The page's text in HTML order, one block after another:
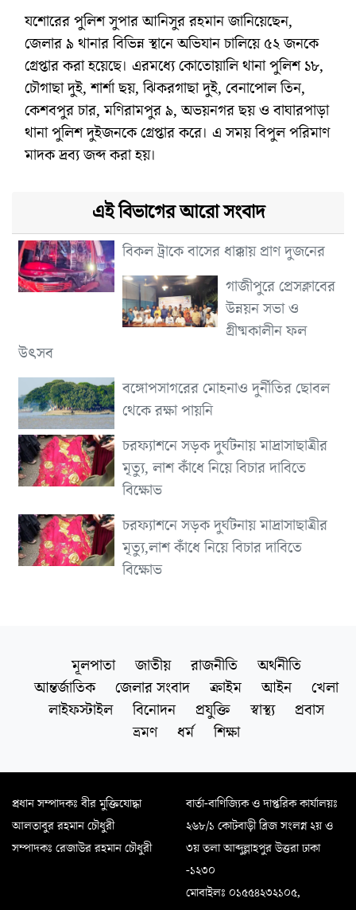
যশোরের পুলিশ সুপার আনিসুর রহমান জানিয়েছেন,
জেলার ৯ থানার বিভিন্ন স্থানে অভিযান চালিয়ে ৫২ জনকে
গ্রেপ্তার করা হয়েছে। এরমধ্যে কোতোয়ালি থানা পুলিশ ১৮,
চৌগাছা দুই, শার্শা ছয়, ঝিকরগাছা দুই, বেনাপোল তিন,
কেশবপুর চার, মণিরামপুর ৯, অভয়নগর ছয় ও বাঘারপাড়া
থানা পুলিশ দুইজনকে গ্রেপ্তার করে। এ সময় বিপুল পরিমাণ
মাদক দ্রব্য জব্দ করা হয়।
এই বিভাগের আরো সংবাদ
বিকল ট্রাকে বাসের ধাক্কায় প্রাণ দুজনের
গাজীপুরে প্রেসক্লাবের
উন্নয়ন সভা ও
গ্রীষ্মকালীন ফল
উৎসব
বঙ্গোপসাগরের মোহনাও দুর্নীতির ছোবল
থেকে রক্ষা পায়নি
চরফ্যাশনে সড়ক দুর্ঘটনায় মাদ্রাসাছাত্রীর
মৃত্যু, লাশ কাঁধে নিয়ে বিচার দাবিতে
বিক্ষোভ
চরফ্যাশনে সড়ক দুর্ঘটনায় মাদ্রাসাছাত্রীর
মৃত্যু,লাশ কাঁধে নিয়ে বিচার দাবিতে
বিক্ষোভ
মূলপাতা জাতীয় রাজনীতি
অর্থনীতি
আন্তর্জাতিক
জেলার সংবাদ ক্রাইম আইন
খেলা
লাইফস্টাইল
বিনোদন প্রযুক্তি স্বাস্থ্য
প্রবাস
ভ্রমণ
ধর্ম শিক্ষা
প্রধান সম্পাদকঃ বীর মুক্তিযোদ্ধা
আলতাবুর রহমান চৌধুরী
সম্পাদকঃ রেজাউর রহমান চৌধুরী
বার্তা-বাণিজ্যিক ও দাপ্তরিক কার্যালয়ঃ
২৬৮/১ কোটবাড়ী ব্রিজ সংলগ্ন ২য় ও
৩য় তলা আব্দুল্লাহপুর উত্তরা ঢাকা
-১২৩০
মোবাইলঃ ০১৫৫৪২৩২১০৫,